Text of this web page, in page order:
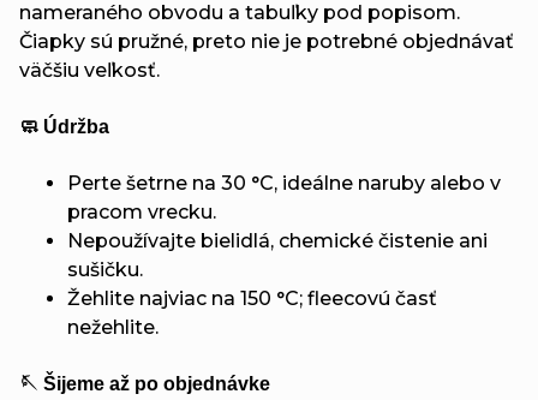
nameraného obvodu a tabuľky pod popisom.
Čiapky sú pružné, preto nie je potrebné objednávať
väčšiu veľkosť.
🧼 Údržba
Perte šetrne na 30 °C, ideálne naruby alebo v
pracom vrecku.
Nepoužívajte bielidlá, chemické čistenie ani
sušičku.
Žehlite najviac na 150 °C; fleecovú časť
nežehlite.
🪡 Šijeme až po objednávke